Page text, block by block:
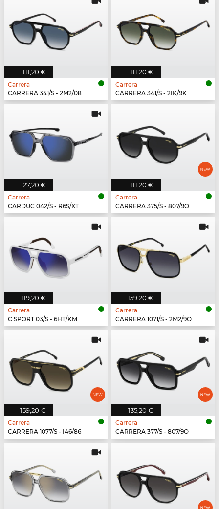
111,20 €
Carrera
CARRERA 341/S - 2M2/08
111,20 €
Carrera
CARRERA 341/S - 2IK/9K
127,20 €
Carrera
CARDUC 042/S - R6S/XT
111,20 €
Carrera
CARRERA 375/S - 807/9O
119,20 €
Carrera
C SPORT 03/S - 6HT/KM
159,20 €
Carrera
CARRERA 1071/S - 2M2/9O
159,20 €
Carrera
CARRERA 1077/S - I46/86
135,20 €
Carrera
CARRERA 377/S - 807/9O